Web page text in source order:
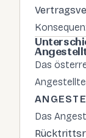
Das
Das